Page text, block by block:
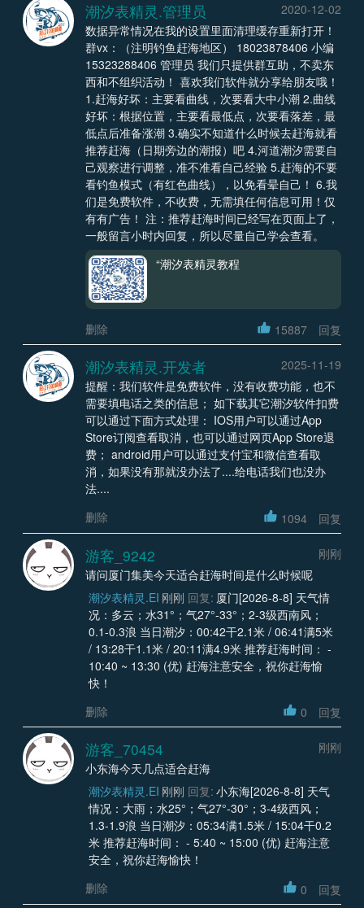
潮汐表精灵.管理员
2020-12-02
数据异常情况在我的设置里面清理缓存重新打开！
群vx：（注明钓鱼赶海地区） 18023878406 小编
15323288406 管理员 我们只提供群互助，不卖东
西和不组织活动！ 喜欢我们软件就分享给朋友哦！
1.赶海好坏：主要看曲线，次要看大中小潮 2.曲线
好坏：根据位置，主要看最低点，次要看落差，最
低点后准备涨潮 3.确实不知道什么时候去赶海就看
推荐赶海（日期旁边的潮报）吧 4.河道潮汐需要自
己观察进行调整，准不准看自己经验 5.赶海的不要
看钓鱼模式（有红色曲线），以免看晕自己！ 6.我
们是免费软件，不收费，无需填任何信息可用！仅
有有广告！ 注：推荐赶海时间已经写在页面上了，
一般留言小时内回复，所以尽量自己学会查看。
“潮汐表精灵教程
删除 15887 回复
潮汐表精灵.开发者
2025-11-19
提醒：我们软件是免费软件，没有收费功能，也不
需要填电话之类的信息； 如下载其它潮汐软件扣费
可以通过下面方式处理： IOS用户可以通过App
Store订阅查看取消，也可以通过网页App Store退
费； android用户可以通过支付宝和微信查看取
消，如果没有那就没办法了....给电话我们也没办
法....
删除
1094 回复
游客_9242
刚刚
请问厦门集美今天适合赶海时间是什么时候呢
潮汐表精灵.EI 刚刚 回复: 厦门[2026-8-8] 天气情
况：多云；水31°；气27°-33°；2-3级西南风；
0.1-0.3浪 当日潮汐：00:42干2.1米 / 06:41满5米
/ 13:28干1.1米 / 20:11满4.9米 推荐赶海时间： -
10:40 ~ 13:30 (优) 赶海注意安全，祝你赶海愉
快！
删除
0 回复
游客_70454
刚刚
小东海今天几点适合赶海
潮汐表精灵.EI 刚刚 回复: 小东海[2026-8-8] 天气
情况：大雨；水25°；气27°-30°；3-4级西风；
1.3-1.9浪 当日潮汐：05:34满1.5米 / 15:04干0.2
米 推荐赶海时间： - 5:40 ~ 15:00 (优) 赶海注意
安全，祝你赶海愉快！
删除
0 回复